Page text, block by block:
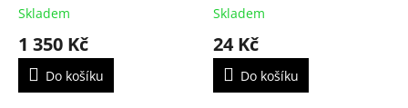
Toyota | 1688061880
Skladem
1 350 Kč
Do košíku
klíč 17mm
Skladem
24 Kč
Do košíku